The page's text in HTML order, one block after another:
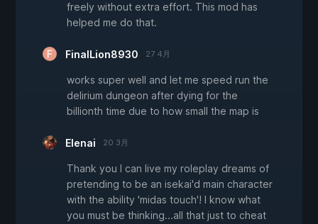
freely without extra effort. This mod has
helped me do that.
FinalLion8930 27 4月
works super well and let me speed run the
delirium dungeon after dying for the
billionth time due to how small the map is
Elenai 20 3月
Thank you I can live my roleplay dreams of
pretending to be an isekai'd main character
with the ability 'midas touch'! I know what
you must be thinking...all that just to cheat